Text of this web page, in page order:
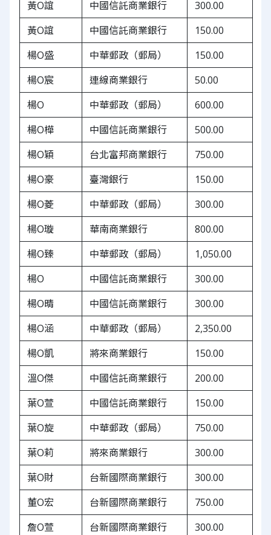
黃O誼
中國信託商業銀行
300.00
黃O誼
中國信託商業銀行
150.00
楊O盛
中華郵政（郵局）
150.00
楊O宸
連線商業銀行
50.00
楊O
中華郵政（郵局）
600.00
楊O樺
中國信託商業銀行
500.00
楊O穎
台北富邦商業銀行
750.00
楊O豪
臺灣銀行
150.00
楊O菱
中華郵政（郵局）
300.00
楊O璇
華南商業銀行
800.00
楊O臻
中華郵政（郵局）
1,050.00
楊O
中國信託商業銀行
300.00
楊O晴
中國信託商業銀行
300.00
楊O涵
中華郵政（郵局）
2,350.00
楊O凱
將來商業銀行
150.00
溫O傑
中國信託商業銀行
200.00
葉O萱
中國信託商業銀行
150.00
葉O旋
中華郵政（郵局）
750.00
葉O莉
將來商業銀行
300.00
葉O財
台新國際商業銀行
300.00
董O宏
台新國際商業銀行
750.00
詹O萱
台新國際商業銀行
300.00